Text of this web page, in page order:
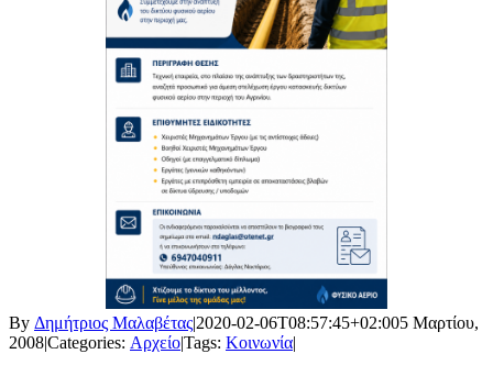
By Δημήτριος Μαλαβέτας|2020-02-06T08:57:45+02:005 Μαρτίου,
2008|Categories: Αρχείο|Tags: Κοινωνία|